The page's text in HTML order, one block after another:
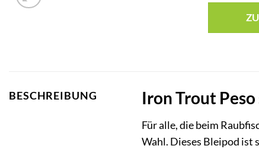
BESCHREIBUNG Iron Trout
Für alle, die beim
Wahl. Dieses Bleipod ist